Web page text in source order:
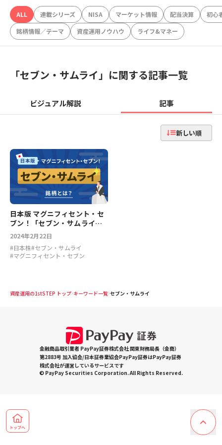
ALL 連載シリーズ NISA マーケット情報 配当決算
初心
銘柄情報／テーマ
資産運用ノウハウ ライフ&マネー
「セブン・サムライ」に関する記事一覧
ビジュアル解説 記事
新しい順
日本版 マグニフィセント・セ
ブン！「セブン・サムライ」
銘柄とは？
2024年2月22日
#日本株#セブン・サムライ
#マグニフィセント・セブン
資産運用の1stSTEP トップ キーワード一覧 セブン・サムライ
金融商品取引業者 PayPay証券株式会社 関東財務局長（金商）
第2883号 加入協会/日本証券業協会PayPay証券はPayPay証券
株式会社が運営しているサービスです
© PayPay Securities Corporation. All Rights Reserved.